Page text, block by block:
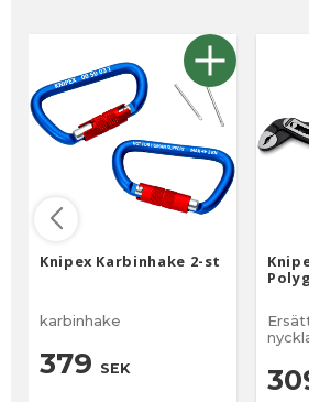
Knipex Karbinhake 2-st
karbinhake
379 SEK